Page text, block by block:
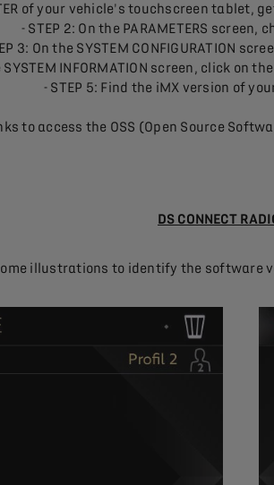
of your vehicle's touchscreen
- STEP 2: On the PARAMETERS
3: On the SYSTEM CONFIGURATION
SYSTEM INFORMATION screen, click
- STEP 5: Find the iMX version of
to access the OSS (Open Source
DS CONNECT
illustrations to identify the software